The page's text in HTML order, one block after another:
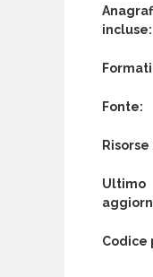
incluse:
Fonte:
Ultimo
Codice